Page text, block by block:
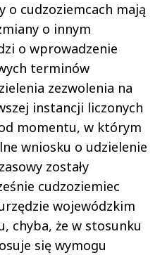
o cudzoziemcach mają
o innym
o wprowadzenie
terminów
zezwolenia na
instancji liczonych
momentu, w którym
wniosku o udzielenie
zostały
cudzoziemiec
wojewódzkim
chyba, że w stosunku
się wymogu